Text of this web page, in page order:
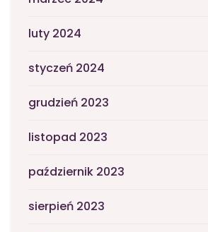
luty 2024
styczeń 2024
grudzień 2023
listopad 2023
październik 2023
sierpień 2023